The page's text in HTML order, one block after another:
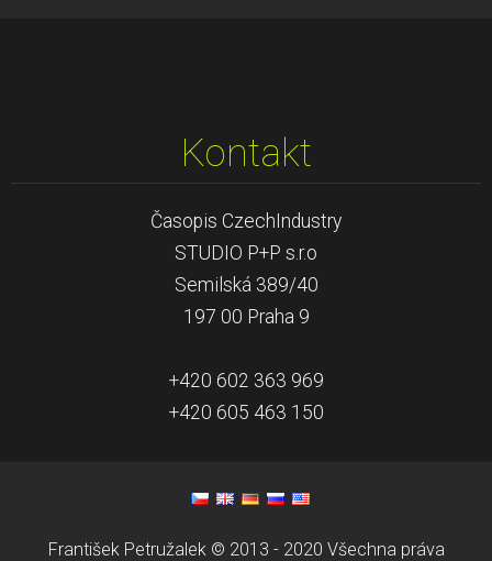
Kontakt
Časopis CzechIndustry
STUDIO P+P s.r.o
Semilská 389/40
197 00 Praha 9
+420 602 363 969
+420 605 463 150
František Petružalek © 2013 - 2020 Všechna práva